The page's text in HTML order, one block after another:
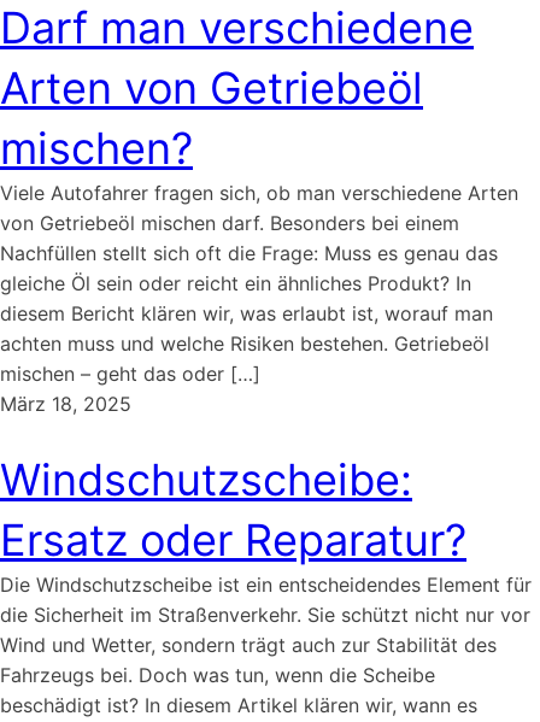
Darf man verschiedene
Arten von Getriebeöl
mischen?
Viele Autofahrer fragen sich, ob man verschiedene Arten
von Getriebeöl mischen darf. Besonders bei einem
Nachfüllen stellt sich oft die Frage: Muss es genau das
gleiche Öl sein oder reicht ein ähnliches Produkt? In
diesem Bericht klären wir, was erlaubt ist, worauf man
achten muss und welche Risiken bestehen. Getriebeöl
mischen – geht das oder […]
März 18, 2025
Windschutzscheibe:
Ersatz oder Reparatur?
Die Windschutzscheibe ist ein entscheidendes Element für
die Sicherheit im Straßenverkehr. Sie schützt nicht nur vor
Wind und Wetter, sondern trägt auch zur Stabilität des
Fahrzeugs bei. Doch was tun, wenn die Scheibe
beschädigt ist? In diesem Artikel klären wir, wann es